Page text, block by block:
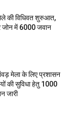
की विधिवत शुरुआत,
जोन में 6000 जवान
मेला के लिए प्रशासन
की सुविधा हेतु 1000
जारी